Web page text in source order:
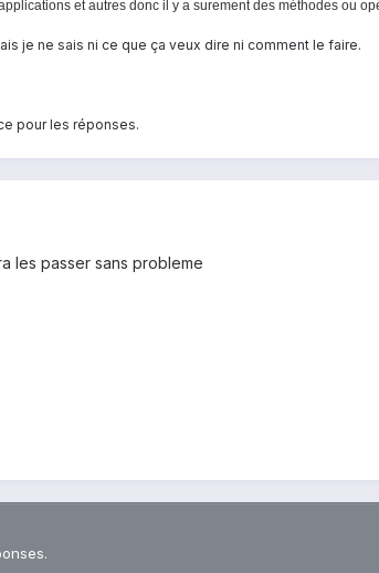
et autres donc il y a surement des méthodes ou
je ne sais ni ce que ça veux dire ni comment le faire.
pour les réponses.
les passer sans probleme